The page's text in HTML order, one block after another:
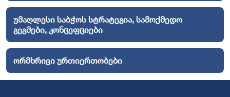
უმაღლესი საბჭოს სტრატეგია, სამოქმედო
გეგმები, კონცეფციები
ორმხრივი ურთიერთობები